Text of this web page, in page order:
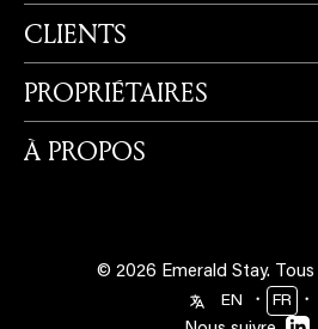
CLIENTS
PROPRIÉTAIRES
À PROPOS
© 2026 Emerald Stay.
EN ・ FR ・